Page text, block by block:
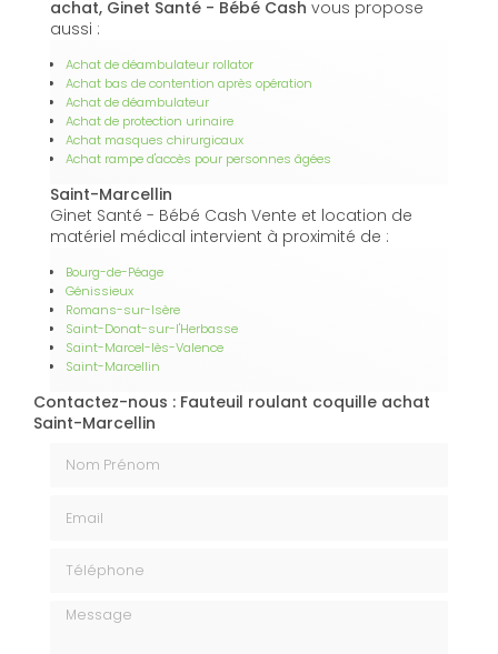
achat, Ginet Santé - Bébé Cash vous propose
aussi :
Achat de déambulateur rollator
Achat bas de contention après opération
Achat de déambulateur
Achat de protection urinaire
Achat masques chirurgicaux
Achat rampe d'accès pour personnes âgées
Saint-Marcellin
Ginet Santé - Bébé Cash Vente et location de
matériel médical intervient à proximité de :
Bourg-de-Péage
Génissieux
Romans-sur-Isère
Saint-Donat-sur-l'Herbasse
Saint-Marcel-lès-Valence
Saint-Marcellin
Contactez-nous : Fauteuil roulant coquille achat
Saint-Marcellin
Message